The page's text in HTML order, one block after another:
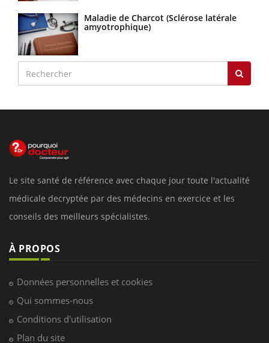
Maladie de Charcot (Sclérose latérale
amyotrophique)
Le site santé de référence avec chaque jour toute l'actualité
médicale decryptée par des médecins en exercice et les
conseils des meilleurs spécialistes.
À PROPOS
Données personnelles et cookies
Qui sommes-nous
Conditions d'utilisation
Plan du site